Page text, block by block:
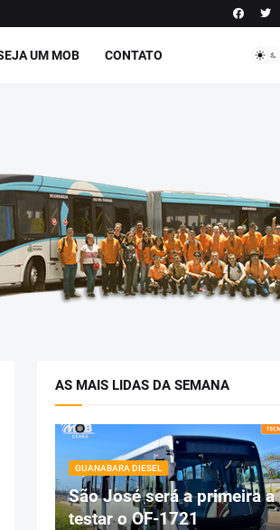
UM MOB CONTATO
AS MAIS LIDAS DA SEMANA
GUANABARA DIESEL
São José será a primeira a
testar o OF-1721